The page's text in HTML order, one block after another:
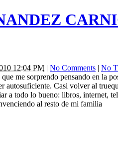
12:04 PM | No Comments | No
me sorprendo pensando en la
autosuficiente. Casi volver al
a todo lo bueno: libros, internet,
al resto de mi familia